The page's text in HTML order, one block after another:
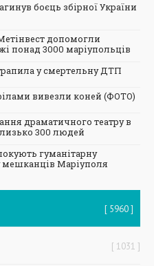
боєць збірної України
допомогли
понад 3000 маріупольців
у смертельну ДТП
вивезли коней (ФОТО)
драматичного театру в
300 людей
гуманітарну
мешканців Маріуполя
5960
1031